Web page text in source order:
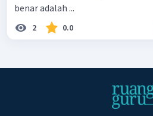
benar adalah ...
2 0.0